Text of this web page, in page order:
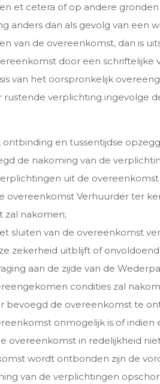
et cetera of op andere
anders dan als gevolg van
van de overeenkomst, dan is
door een schriftelijke
van het oorspronkelijk
rustende verplichting ingevolge
ontbinding en tussentijdse
de nakoming van de
uit de
overeenkomst Verhuurder ter
zal nakomen;
sluiten van de overeenkomst
zekerheid uitblijft of
aan de zijde van de
condities zal
bevoegd de overeenkomst te
onmogelijk is of
overeenkomst in redelijkheid
wordt ontbonden zijn de
van de verplichtingen